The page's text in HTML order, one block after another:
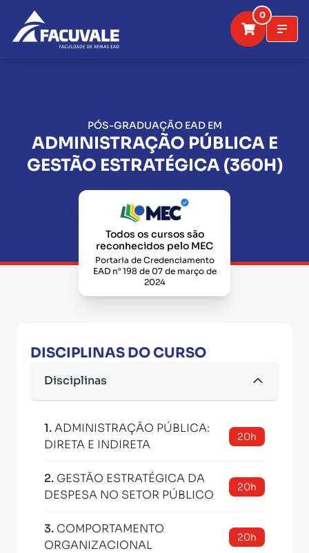
0
PÓS-GRADUAÇÃO EAD EM
ADMINISTRAÇÃO PÚBLICA E
GESTÃO ESTRATÉGICA (360H)
Todos os cursos são
reconhecidos pelo MEC
Portaria de Credenciamento
EAD n° 198 de 07 de março de
2024
DISCIPLINAS DO CURSO
Disciplinas
1.ADMINISTRAÇÃO PÚBLICA:
DIRETA E INDIRETA
20h
2. GESTÃO ESTRATÉGICA DA
DESPESA NO SETOR PÚBLICO
20h
3. COMPORTAMENTO
ORGANIZACIONAL
20h